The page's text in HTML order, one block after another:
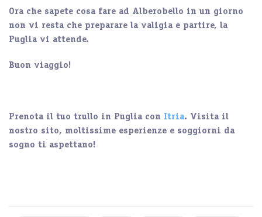
Ora che sapete cosa fare ad Alberobello in un giorno
non vi resta che preparare la valigia e partire, la
Puglia vi attende.
Buon viaggio!
Prenota il tuo trullo in Puglia con Itria. Visita il
nostro sito, moltissime esperienze e soggiorni da
sogno ti aspettano!